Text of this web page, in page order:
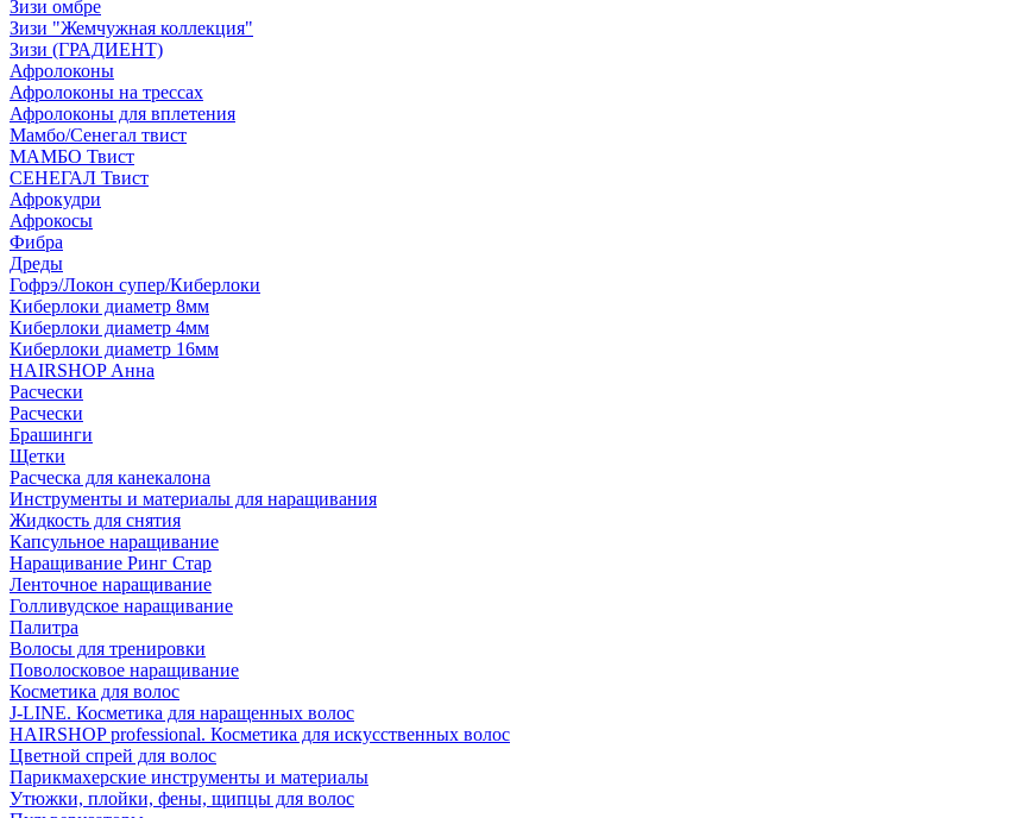
Зизи омбре
Зизи "Жемчужная коллекция"
Зизи (ГРАДИЕНТ)
Афролоконы
Афролоконы на трессах
Афролоконы для вплетения
Мамбо/Сенегал твист
МАМБО Твист
СЕНЕГАЛ Твист
Афрокудри
Афрокосы
Фибра
Дреды
Гофрэ/Локон супер/Киберлоки
Киберлоки диаметр 8мм
Киберлоки диаметр 4мм
Киберлоки диаметр 16мм
HAIRSHOP Анна
Расчески
Расчески
Брашинги
Щетки
Расческа для канекалона
Инструменты и материалы для наращивания
Жидкость для снятия
Капсульное наращивание
Наращивание Ринг Стар
Ленточное наращивание
Голливудское наращивание
Палитра
Волосы для тренировки
Поволосковое наращивание
Косметика для волос
J-LINE. Косметика для наращенных волос
HAIRSHOP professional. Косметика для искусственных волос
Цветной спрей для волос
Парикмахерские инструменты и материалы
Утюжки, плойки, фены, щипцы для волос